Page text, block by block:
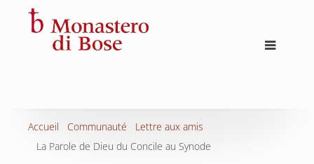
Accueil Communauté
Lettre aux amis
La Parole de Dieu du Concile au Synode